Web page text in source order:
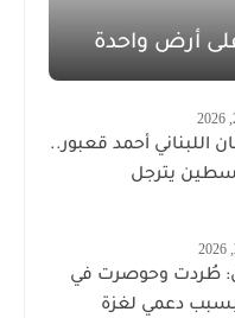
أرض واحدة
اللبناني أحمد قعبور..
يترجل
طُردت وحوصرت في
بسبب دعمي لغزة